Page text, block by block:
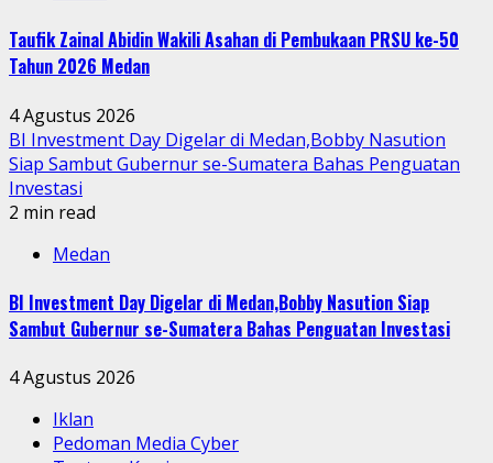
Taufik Zainal Abidin Wakili Asahan di Pembukaan PRSU ke-50
Tahun 2026 Medan
4 Agustus 2026
BI Investment Day Digelar di Medan,Bobby Nasution
Siap Sambut Gubernur se-Sumatera Bahas Penguatan
Investasi
2 min read
Medan
BI Investment Day Digelar di Medan,Bobby Nasution Siap
Sambut Gubernur se-Sumatera Bahas Penguatan Investasi
4 Agustus 2026
Iklan
Pedoman Media Cyber